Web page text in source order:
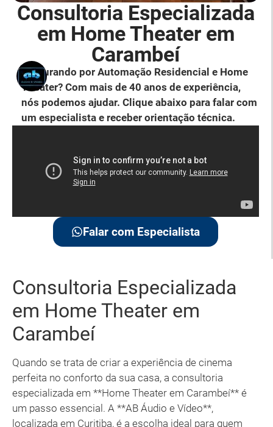
Consultoria Especializada
em Home Theater em
Carambeí
Procurando por Automação Residencial e Home
Theater? Com mais de 40 anos de experiência,
nós podemos ajudar. Clique abaixo para falar com
um especialista e receber orientação técnica.
Falar com Especialista
Consultoria Especializada
em Home Theater em
Carambeí
Quando se trata de criar a experiência de cinema
perfeita no conforto da sua casa, a consultoria
especializada em **Home Theater em Carambeí** é
um passo essencial. A **AB Áudio e Vídeo**,
localizada em Curitiba, é a escolha ideal para quem